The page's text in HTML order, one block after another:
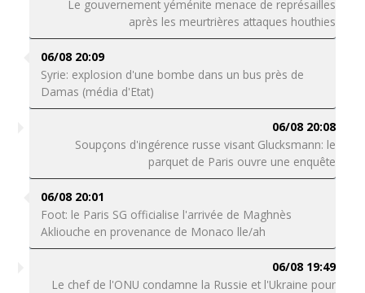
Le gouvernement yéménite menace de représailles
après les meurtrières attaques houthies
06/08 20:09
Syrie: explosion d'une bombe dans un bus près de
Damas (média d'Etat)
06/08 20:08
Soupçons d'ingérence russe visant Glucksmann: le
parquet de Paris ouvre une enquête
06/08 20:01
Foot: le Paris SG officialise l'arrivée de Maghnès
Akliouche en provenance de Monaco lle/ah
06/08 19:49
Le chef de l'ONU condamne la Russie et l'Ukraine pour